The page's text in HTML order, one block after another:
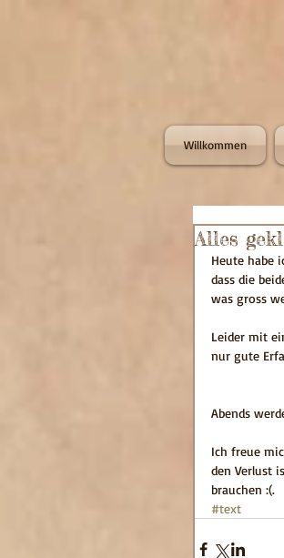
Willkommen
Alles
Heute habe
dass die
was gross
Leider mit
nur gute
Abends
Ich freue
den Verlust
brauchen :(.
#text